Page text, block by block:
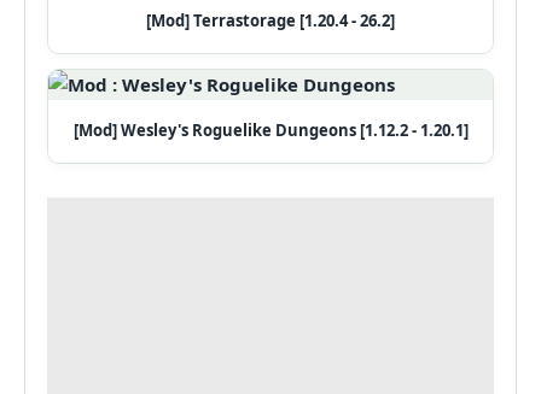
[Mod] Terrastorage [1.20.4 - 26.2]
[Mod] Wesley's Roguelike Dungeons [1.12.2 - 1.20.1]